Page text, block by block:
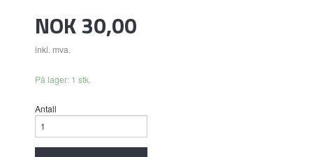
Pris
NOK30,00
inkl. mva.
På lager: 1 stk.
Antall